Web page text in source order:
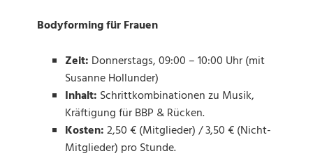
Bodyforming für Frauen
Zeit: Donnerstags, 09:00 – 10:00 Uhr (mit
Susanne Hollunder)
Inhalt: Schrittkombinationen zu Musik,
Kräftigung für BBP & Rücken.
Kosten:2,50 € (Mitglieder) / 3,50 € (Nicht-
Mitglieder) pro Stunde.